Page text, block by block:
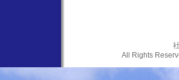
All Rights